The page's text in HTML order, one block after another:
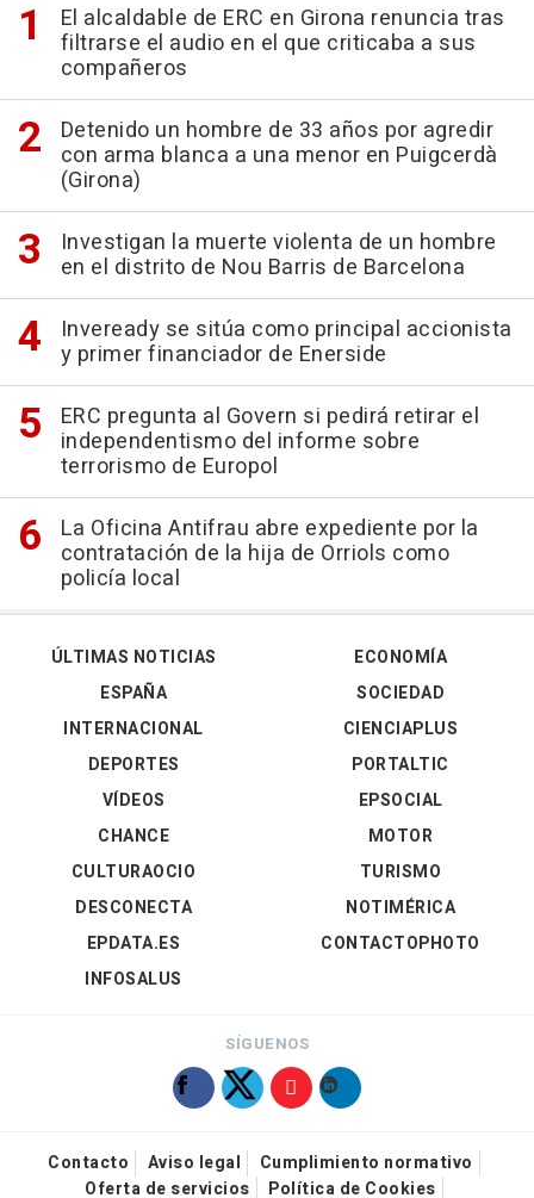
El alcaldable de ERC en Girona renuncia tras
filtrarse el audio en el que criticaba a sus
compañeros
Detenido un hombre de 33 años por agredir
con arma blanca a una menor en Puigcerdà
(Girona)
Investigan la muerte violenta de un hombre
en el distrito de Nou Barris de Barcelona
Inveready se sitúa como principal accionista
y primer financiador de Enerside
ERC pregunta al Govern si pedirá retirar el
independentismo del informe sobre
terrorismo de Europol
La Oficina Antifrau abre expediente por la
contratación de la hija de Orriols como
policía local
ÚLTIMAS NOTICIAS
ESPAÑA
INTERNACIONAL
DEPORTES
VÍDEOS
ECONOMÍA
SOCIEDAD
CIENCIAPLUS
PORTALTIC
EPSOCIAL
CHANCE
CULTURAOCIO
DESCONECTA
EPDATA.ES
INFOSALUS
MOTOR
TURISMO
NOTIMÉRICA
CONTACTOPHOTO
SÍGUENOS
Contacto Aviso legal
Cumplimiento normativo
Oferta de servicios
Política de Cookies